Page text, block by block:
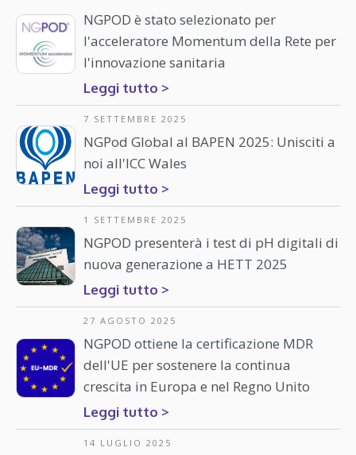
NGPOD è stato selezionato per
l'acceleratore Momentum della Rete per
l'innovazione sanitaria
Leggi tutto >
7 SETTEMBRE 2025
NGPod Global al BAPEN 2025: Unisciti a
noi all'ICC Wales
Leggi tutto >
1 SETTEMBRE 2025
NGPOD presenterà i test di pH digitali di
nuova generazione a HETT 2025
Leggi tutto >
27 AGOSTO 2025
NGPOD ottiene la certificazione MDR
dell'UE per sostenere la continua
crescita in Europa e nel Regno Unito
Leggi tutto >
14 LUGLIO 2025